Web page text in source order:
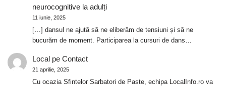
neurocognitive la adulți
11 iunie, 2025
[…] dansul ne ajută să ne eliberăm de tensiuni și să ne
bucurăm de moment. Participarea la cursuri de dans…
Localpe Contact
21 aprilie, 2025
Cu ocazia Sfintelor Sarbatori de Paste, echipa LocalInfo.ro va